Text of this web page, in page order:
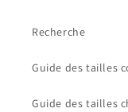
Recherche
Guide des tailles
Guide des tailles